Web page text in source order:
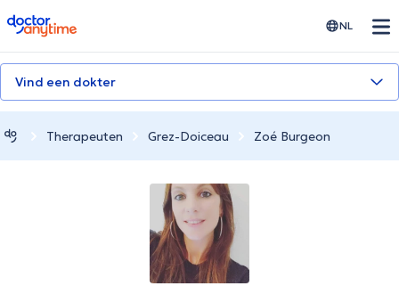
doctoranytime NL
Vind een dokter
Therapeuten Grez-Doiceau Zoé Burgeon